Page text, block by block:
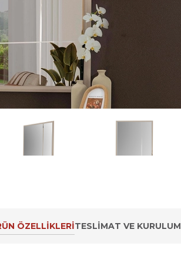
ÖZELLIKLERITESLIMAT VE KURULUM